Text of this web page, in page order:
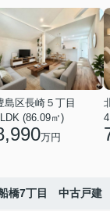
島区長崎５丁目
(86.09㎡)
万円
橋7丁目 中古戸建